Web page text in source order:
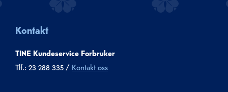
Kontakt
TINE Kundeservice Forbruker
Tlf.: 23 288 335 / Kontakt oss